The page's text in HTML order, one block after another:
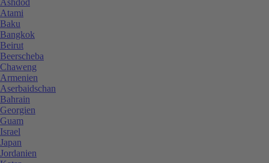
Atami
Baku
Bangkok
Beirut
Beerscheba
Chaweng
Armenien
Aserbaidschan
Bahrain
Georgien
Guam
Israel
Japan
Jordanien